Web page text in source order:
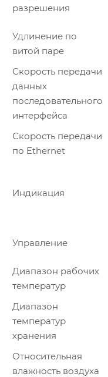
разрешения
Удлинение по
витой паре
Скорость передачи
данных
последовательного
интерфейса
Скорость передачи
по Ethernet
Индикация
Управление
Диапазон рабочих
температур
Диапазон
температур
хранения
Относительная
влажность воздуха